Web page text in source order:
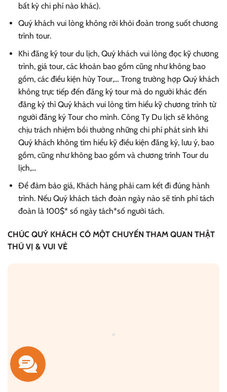
bất kỳ chi phí nào khác).
Quý khách vui lòng không rời khỏi đoàn trong suốt chương
trình tour.
Khi đăng ký tour du lịch, Quý khách vui lòng đọc kỹ chương
trình, giá tour, các khoản bao gồm cũng như không bao
gồm, các điều kiện hủy Tour,… Trong trường hợp Quý khách
không trực tiếp đến đăng ký tour mà do người khác đến
đăng ký thì Quý khách vui lòng tìm hiểu kỹ chương trình từ
người đăng ký Tour cho mình. Công Ty Du lịch sẽ không
chịu trách nhiệm bồi thường những chi phí phát sinh khi
Quý khách không tìm hiểu kỹ điều kiện đăng ký, lưu ý, bao
gồm, cũng như không bao gồm và chương trình Tour du
lịch,…
Để đảm bảo giá, Khách hàng phải cam kết đi đúng hành
trình. Nếu Quý khách tách đoàn ngày nào sẽ tính phí tách
đoàn là 100$* số ngày tách*số người tách.
CHÚC QUÝ KHÁCH CÓ MỘT CHUYẾN THAM QUAN THẬT
THÚ VỊ & VUI VẺ